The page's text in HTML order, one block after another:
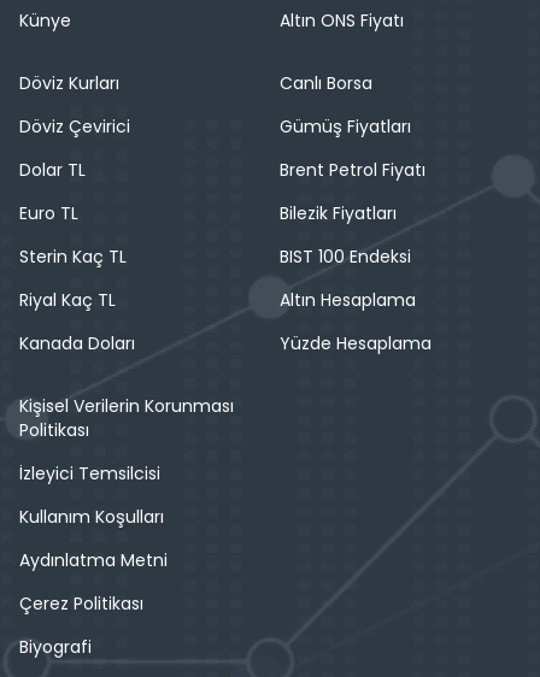
Künye Altın ONS Fiyatı
Döviz Kurları
Döviz Çevirici
Dolar TL
Euro TL
Sterin Kaç TL
Riyal Kaç TL
Kanada Doları
Canlı Borsa
Gümüş Fiyatları
Brent Petrol Fiyatı
Bilezik Fiyatları
BIST 100 Endeksi
Altın Hesaplama
Yüzde Hesaplama
Kişisel Verilerin Korunması
Politikası
İzleyici Temsilcisi
Kullanım Koşulları
Aydınlatma Metni
Çerez Politikası
Biyografi